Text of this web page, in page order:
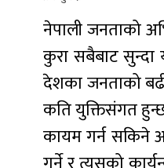
नेपाली जनताको
कुरा सबैबाट
देशका जनताको
कति युक्तिसंगत हुन्छ
कायम गर्न सकिने